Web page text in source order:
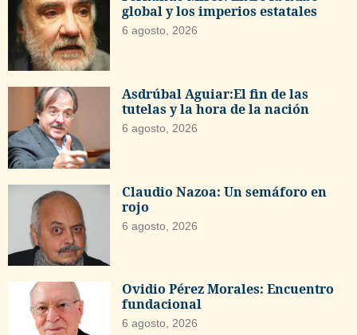
global y los imperios estatales
6 agosto, 2026
Asdrúbal Aguiar:El fin de las
tutelas y la hora de la nación
6 agosto, 2026
Claudio Nazoa: Un semáforo en
rojo
6 agosto, 2026
Ovidio Pérez Morales: Encuentro
fundacional
6 agosto, 2026